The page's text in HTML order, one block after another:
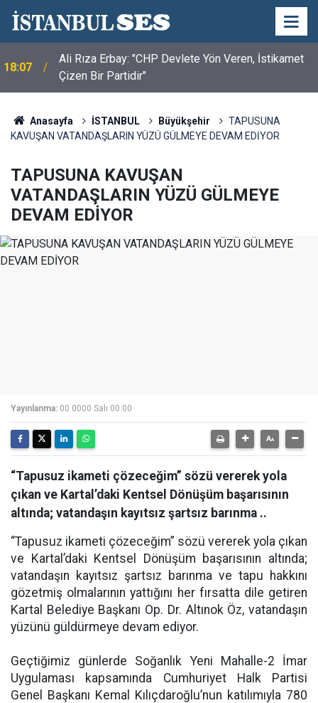
18:07
Ali Rıza Erbay: "CHP Devlete Yön Veren, İstikamet
Çizen Bir Partidir"
Anasayfa İSTANBUL Büyükşehir
TAPUSUNA
KAVUŞAN VATANDAŞLARIN YÜZÜ GÜLMEYE DEVAM EDİYOR
TAPUSUNA KAVUŞAN
VATANDAŞLARIN YÜZÜ GÜLMEYE
DEVAM EDİYOR
Yayınlanma: 00 0000 Salı 00:00
“Tapusuz ikameti çözeceğim” sözü vererek yola
çıkan ve Kartal’daki Kentsel Dönüşüm başarısının
altında; vatandaşın kayıtsız şartsız barınma ..
“Tapusuz ikameti çözeceğim” sözü vererek yola çıkan
ve Kartal’daki Kentsel Dönüşüm başarısının altında;
vatandaşın kayıtsız şartsız barınma ve tapu hakkını
gözetmiş olmalarının yattığını her fırsatta dile getiren
Kartal Belediye Başkanı Op. Dr. Altınok Öz, vatandaşın
yüzünü güldürmeye devam ediyor.
Geçtiğimiz günlerde Soğanlık Yeni Mahalle-2 İmar
Uygulaması kapsamında Cumhuriyet Halk Partisi
Genel Başkanı Kemal Kılıçdaroğlu’nun katılımıyla 780